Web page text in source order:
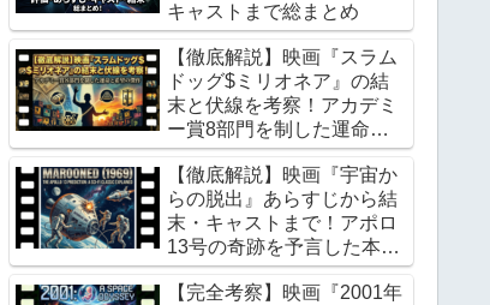
キャストまで総まとめ
【徹底解説】映画『スラム
ドッグ$ミリオネア』の結
末と伏線を考察！アカデミ
ー賞8部門を制した運命と
希望の傑作
【徹底解説】映画『宇宙か
らの脱出』あらすじから結
末・キャストまで！アポロ
13号の奇跡を予言した本格
宇宙SFの金字塔
【完全考察】映画『2001年